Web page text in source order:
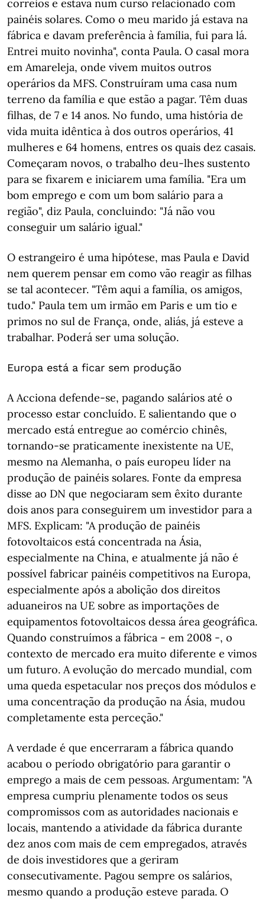
correios e estava num curso relacionado com
painéis solares. Como o meu marido já estava na
fábrica e davam preferência à família, fui para lá.
Entrei muito novinha", conta Paula. O casal mora
em Amareleja, onde vivem muitos outros
operários da MFS. Construíram uma casa num
terreno da família e que estão a pagar. Têm duas
filhas, de 7 e 14 anos. No fundo, uma história de
vida muita idêntica à dos outros operários, 41
mulheres e 64 homens, entres os quais dez casais.
Começaram novos, o trabalho deu-lhes sustento
para se fixarem e iniciarem uma família. "Era um
bom emprego e com um bom salário para a
região", diz Paula, concluindo: "Já não vou
conseguir um salário igual."
O estrangeiro é uma hipótese, mas Paula e David
nem querem pensar em como vão reagir as filhas
se tal acontecer. "Têm aqui a família, os amigos,
tudo." Paula tem um irmão em Paris e um tio e
primos no sul de França, onde, aliás, já esteve a
trabalhar. Poderá ser uma solução.
Europa está a ficar sem produção
A Acciona defende-se, pagando salários até o
processo estar concluído. E salientando que o
mercado está entregue ao comércio chinês,
tornando-se praticamente inexistente na UE,
mesmo na Alemanha, o país europeu líder na
produção de painéis solares. Fonte da empresa
disse ao DN que negociaram sem êxito durante
dois anos para conseguirem um investidor para a
MFS. Explicam: "A produção de painéis
fotovoltaicos está concentrada na Ásia,
especialmente na China, e atualmente já não é
possível fabricar painéis competitivos na Europa,
especialmente após a abolição dos direitos
aduaneiros na UE sobre as importações de
equipamentos fotovoltaicos dessa área geográfica.
Quando construímos a fábrica - em 2008 -, o
contexto de mercado era muito diferente e vimos
um futuro. A evolução do mercado mundial, com
uma queda espetacular nos preços dos módulos e
uma concentração da produção na Ásia, mudou
completamente esta perceção."
A verdade é que encerraram a fábrica quando
acabou o período obrigatório para garantir o
emprego a mais de cem pessoas. Argumentam: "A
empresa cumpriu plenamente todos os seus
compromissos com as autoridades nacionais e
locais, mantendo a atividade da fábrica durante
dez anos com mais de cem empregados, através
de dois investidores que a geriram
consecutivamente. Pagou sempre os salários,
mesmo quando a produção esteve parada. O